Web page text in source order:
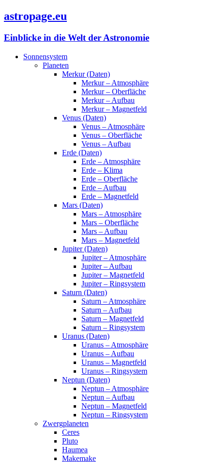
astropage.eu
Einblicke in die Welt der Astronomie
Sonnensystem
Planeten
Merkur (Daten)
Merkur – Atmosphäre
Merkur – Oberfläche
Merkur – Aufbau
Merkur – Magnetfeld
Venus (Daten)
Venus – Atmosphäre
Venus – Oberfläche
Venus – Aufbau
Erde (Daten)
Erde – Atmosphäre
Erde – Klima
Erde – Oberfläche
Erde – Aufbau
Erde – Magnetfeld
Mars (Daten)
Mars – Atmosphäre
Mars – Oberfläche
Mars – Aufbau
Mars – Magnetfeld
Jupiter (Daten)
Jupiter – Atmosphäre
Jupiter – Aufbau
Jupiter – Magnetfeld
Jupiter – Ringsystem
Saturn (Daten)
Saturn – Atmosphäre
Saturn – Aufbau
Saturn – Magnetfeld
Saturn – Ringsystem
Uranus (Daten)
Uranus – Atmosphäre
Uranus – Aufbau
Uranus – Magnetfeld
Uranus – Ringsystem
Neptun (Daten)
Neptun – Atmosphäre
Neptun – Aufbau
Neptun – Magnetfeld
Neptun – Ringsystem
Zwergplaneten
Ceres
Pluto
Haumea
Makemake